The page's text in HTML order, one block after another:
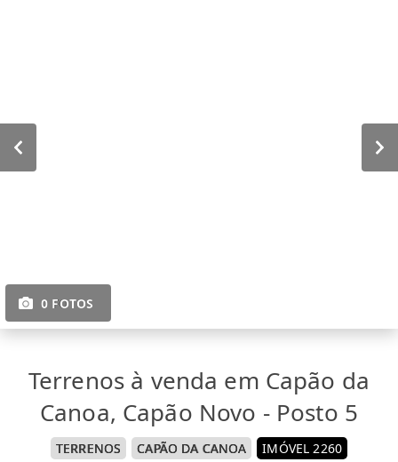
0 FOTOS
Terrenos à venda em Capão da
Canoa, Capão Novo - Posto 5
TERRENOS CAPÃO DA CANOA IMÓVEL 2260